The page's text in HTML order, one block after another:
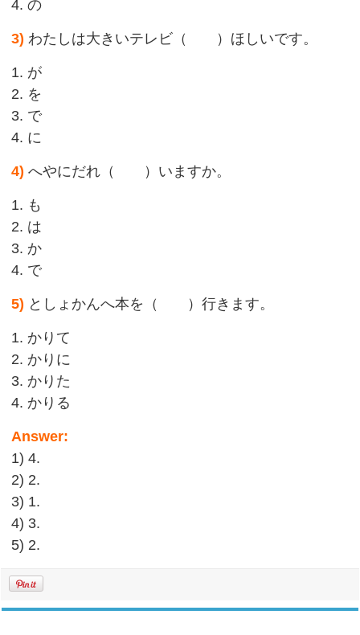
4. の
3) わたしは大きいテレビ（ ）ほしいです。
1. が
2. を
3. で
4. に
4) へやにだれ（ ）いますか。
1. も
2. は
3. か
4. で
5) としょかんへ本を（ ）行きます。
1. かりて
2. かりに
3. かりた
4. かりる
Answer:
1) 4.
2) 2.
3) 1.
4) 3.
5) 2.